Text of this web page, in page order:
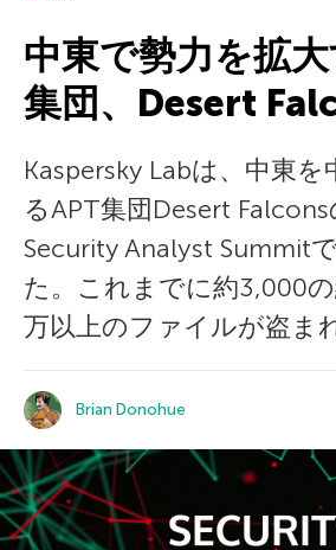
中東で勢力を拡
集団、Desert
Kaspersky Labは、中東を
るAPT集団Desert
Security Analyst Summit
た。これまでに約3,000
万以上のファイルが盗ま
Brian Donohue